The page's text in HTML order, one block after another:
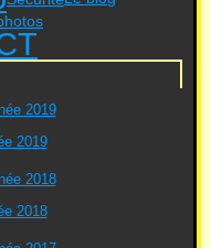
2019
2018